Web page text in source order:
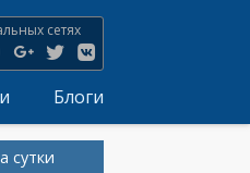
сетях
Блоги
сутки